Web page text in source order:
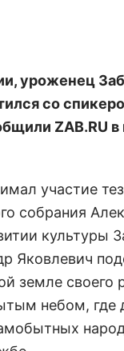
уроженец
со
ZAB.RU
участие
собрания
культуры
Яковлевич
земле своего
небом, где